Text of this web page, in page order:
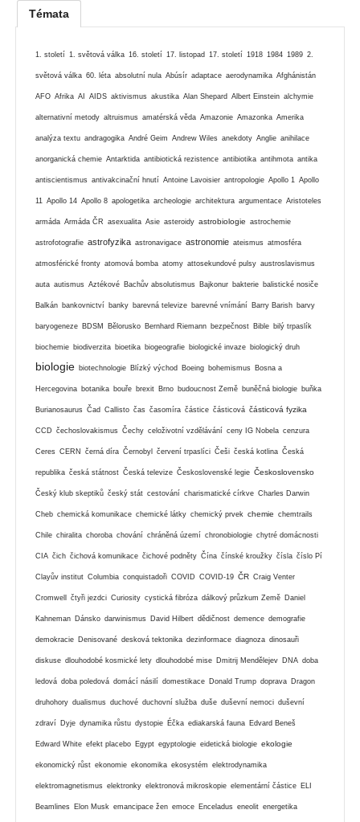
Témata
1. století 1. světová válka 16. století 17. listopad 17. století 1918 1984 1989 2.
světová válka 60. léta absolutní nula Abúsír adaptace aerodynamika Afghánistán
AFO Afrika AI AIDS aktivismus akustika Alan Shepard Albert Einstein alchymie
alternativní metody altruismus amatérská věda Amazonie Amazonka Amerika
analýza textu andragogika André Geim Andrew Wiles anekdoty Anglie anihilace
anorganická chemie Antarktida antibiotická rezistence antibiotika antihmota antika
antiscientismus antivakcinační hnutí Antoine Lavoisier antropologie Apollo 1 Apollo
11 Apollo 14 Apollo 8 apologetika archeologie architektura argumentace Aristoteles
armáda Armáda ČR asexualita Asie asteroidy astrobiologie astrochemie
astrofotografie astrofyzika astronavigace astronomie ateismus atmosféra
atmosférické fronty atomová bomba atomy attosekundové pulsy austroslavismus
auta autismus Aztékové Bachův absolutismus Bajkonur bakterie balistické nosiče
Balkán bankovnictví banky barevná televize barevné vnímání Barry Barish barvy
baryogeneze BDSM Bělorusko Bernhard Riemann bezpečnost Bible bilý trpaslík
biochemie biodiverzita bioetika biogeografie biologické invaze biologický druh
biologie biotechnologie Blízký východ Boeing bohemismus Bosna a
Hercegovina botanika bouře brexit Brno budoucnost Země buněčná biologie buňka
Burianosaurus Čad Callisto čas časomíra částice částicová částicová fyzika
CCD čechoslovakismus Čechy celoživotní vzdělávání ceny IG Nobela cenzura
Ceres CERN černá díra Černobyl červení trpaslíci Češi česká kotlina Česká
republika česká státnost Česká televize Československé legie Československo
Český klub skeptiků český stát cestování charismatické církve Charles Darwin
Cheb chemická komunikace chemické látky chemický prvek chemie chemtrails
Chile chiralita choroba chování chráněná území chronobiologie chytré domácnosti
CIA čich čichová komunikace čichové podněty Čína čínské kroužky čísla číslo Pí
Clayův institut Columbia conquistadoři COVID COVID-19 ČR Craig Venter
Cromwell čtyři jezdci Curiosity cystická fibróza dálkový průzkum Země Daniel
Kahneman Dánsko darwinismus David Hilbert dědičnost demence demografie
demokracie Denisované desková tektonika dezinformace diagnoza dinosauři
diskuse dlouhodobé kosmické lety dlouhodobé mise Dmitrij Mendělejev DNA doba
ledová doba poledová domácí násilí domestikace Donald Trump doprava Dragon
druhohory dualismus duchové duchovní služba duše duševní nemoci duševní
zdraví Dyje dynamika růstu dystopie Éčka ediakarská fauna Edvard Beneš
Edward White efekt placebo Egypt egyptologie eidetická biologie ekologie
ekonomický růst ekonomie ekonomika ekosystém elektrodynamika
elektromagnetismus elektronky elektronová mikroskopie elementární částice ELI
Beamlines Elon Musk emancipace žen emoce Enceladus eneolit energetika